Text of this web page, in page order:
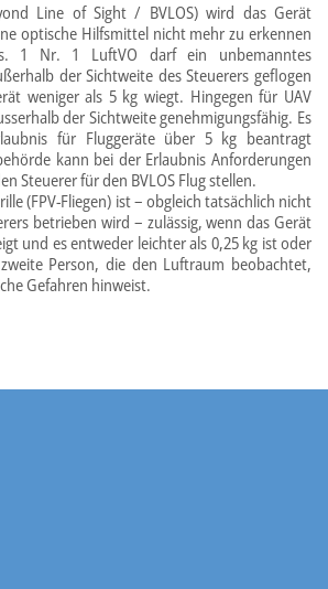
Line of Sight / BVLOS) wird das Gerät
optische Hilfsmittel nicht mehr zu erkennen
1 Nr. 1 LuftVO darf ein unbemanntes
der Sichtweite des Steuerers geflogen
weniger als 5 kg wiegt. Hingegen für UAV
der Sichtweite genehmigungsfähig. Es
für Fluggeräte über 5 kg beantragt
kann bei der Erlaubnis Anforderungen
Steuerer für den BVLOS Flug stellen.
(FPV-Fliegen) ist – obgleich tatsächlich nicht
betrieben wird – zulässig, wenn das Gerät
und es entweder leichter als 0,25 kg ist oder
Person, die den Luftraum beobachtet,
Gefahren hinweist.